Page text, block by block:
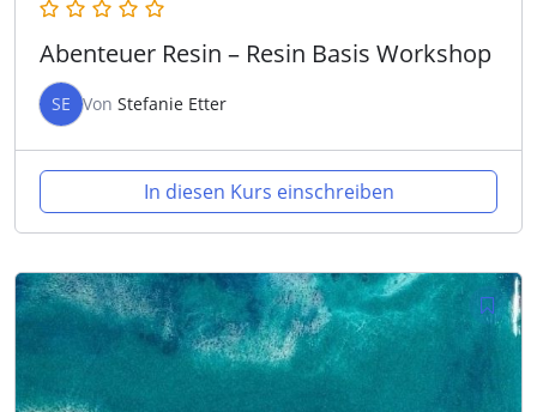
Abenteuer Resin – Resin Basis Workshop
SE Von Stefanie Etter
In diesen Kurs einschreiben